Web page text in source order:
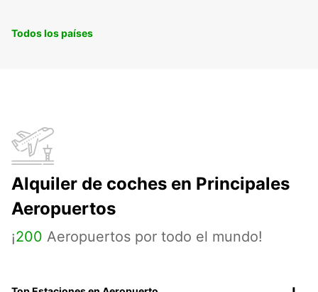
Todos los países
Alquiler de coches en Principales
Aeropuertos
¡200 Aeropuertos por todo el mundo!